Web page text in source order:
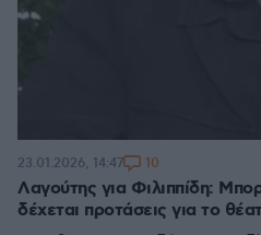
Λαγούτης για Φιλιππίδη:
δέχεται προτάσεις για το
23.01.2026, 14:47 10